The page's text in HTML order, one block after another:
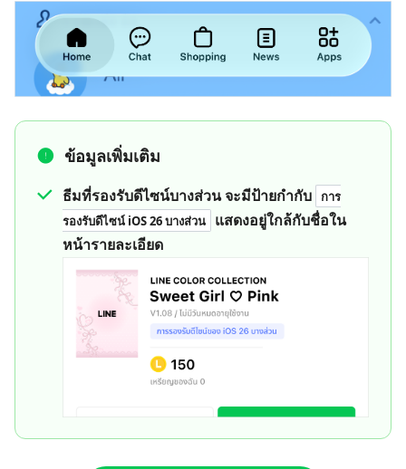
ข้อมูลเพิ่มเติม
ธีมที่รองรับดีไซน์บางส่วน จะมีป้ายกำกับ การ
รองรับดีไซน์ iOS 26 บางส่วน
แสดงอยู่ใกล้กับชื่อใน
หน้ารายละเอียด